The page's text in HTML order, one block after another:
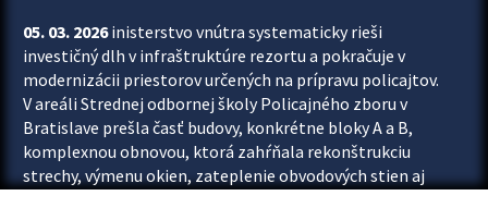
05. 03. 2026inisterstvo vnútra systematicky rieši
investičný dlh v infraštruktúre rezortu a pokračuje v
modernizácii priestorov určených na prípravu policajtov.
V areáli Strednej odbornej školy Policajného zboru v
Bratislave prešla časť budovy, konkrétne bloky A a B,
komplexnou obnovou, ktorá zahŕňala rekonštrukciu
strechy, výmenu okien, zateplenie obvodových stien aj